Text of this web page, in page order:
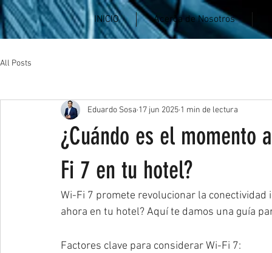
INICIO Acerca de Nosotros
All Posts
¿Cuándo es el momento
Fi 7 en tu hotel?
Eduardo Sosa 17 jun 2025 1 min de lectura
Wi-Fi 7 promete revolucionar la
ahora en tu hotel? Aquí te damos una guía
Factores clave para considerar Wi-Fi 7: